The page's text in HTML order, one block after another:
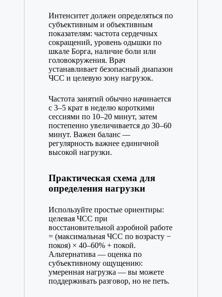
Интенситет должен определяться по
субъективным и объективным
показателям: частота сердечных
сокращений, уровень одышки по
шкале Борга, наличие боли или
головокружения. Врач
устанавливает безопасный диапазон
ЧСС и целевую зону нагрузок.
Частота занятий обычно начинается
с 3–5 крат в неделю короткими
сессиями по 10–20 минут, затем
постепенно увеличивается до 30–60
минут. Важен баланс —
регулярность важнее единичной
высокой нагрузки.
Практическая схема для
определения нагрузки
Используйте простые ориентиры:
целевая ЧСС при
восстановительной аэробной работе
= (максимальная ЧСС по возрасту −
покоя) × 40–60% + покой.
Альтернатива — оценка по
субъективному ощущению:
умеренная нагрузка — вы можете
поддерживать разговор, но не петь.